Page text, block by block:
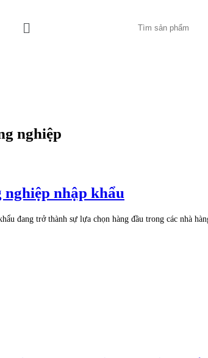
nghiệp
nghiệp nhập khẩu
đang trở thành sự lựa chọn hàng đầu trong các nhà